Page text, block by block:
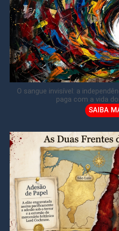
O sangue invisível: a
paga com a vida
SAIBA